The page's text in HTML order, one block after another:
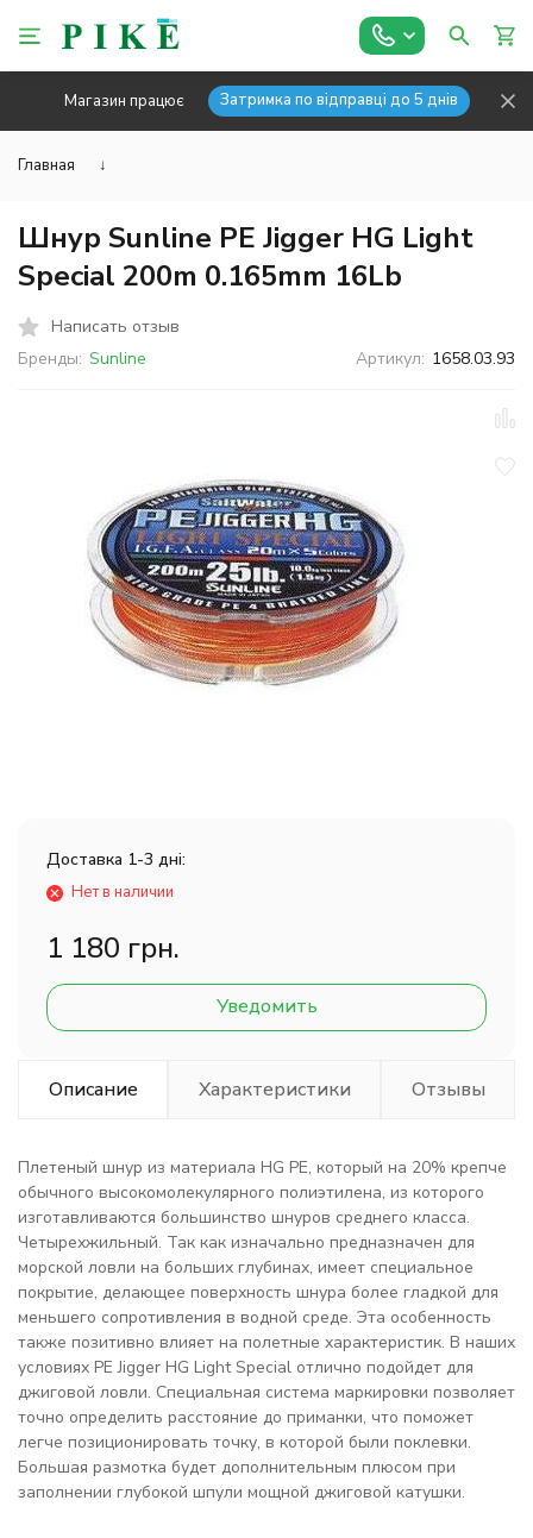
Магазин працює Затримка по відправці до 5 днів
Главная ↓
Шнур Sunline PE Jigger HG Light
Special 200m 0.165mm 16Lb
Написать отзыв
Бренды: Sunline Артикул: 1658.03.93
Доставка 1-3 дні:
Нет в наличии
1 180 грн.
Уведомить
Описание Характеристики Отзывы
Плетеный шнур из материала HG PE, который на 20% крепче
обычного высокомолекулярного полиэтилена, из которого
изготавливаются большинство шнуров среднего класса.
Четырехжильный. Так как изначально предназначен для
морской ловли на больших глубинах, имеет специальное
покрытие, делающее поверхность шнура более гладкой для
меньшего сопротивления в водной среде. Эта особенность
также позитивно влияет на полетные характеристик. В наших
условиях PE Jigger HG Light Special отлично подойдет для
джиговой ловли. Специальная система маркировки позволяет
точно определить расстояние до приманки, что поможет
легче позиционировать точку, в которой были поклевки.
Большая размотка будет дополнительным плюсом при
заполнении глубокой шпули мощной джиговой катушки.